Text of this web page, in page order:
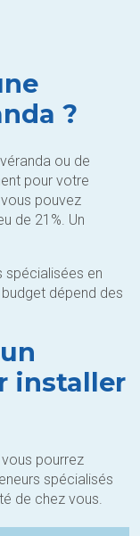
?
ou de
pour votre
vous pouvez
de 21%. Un
spécialisées en
budget dépend des
installer
pourrez
spécialisés
de chez vous.